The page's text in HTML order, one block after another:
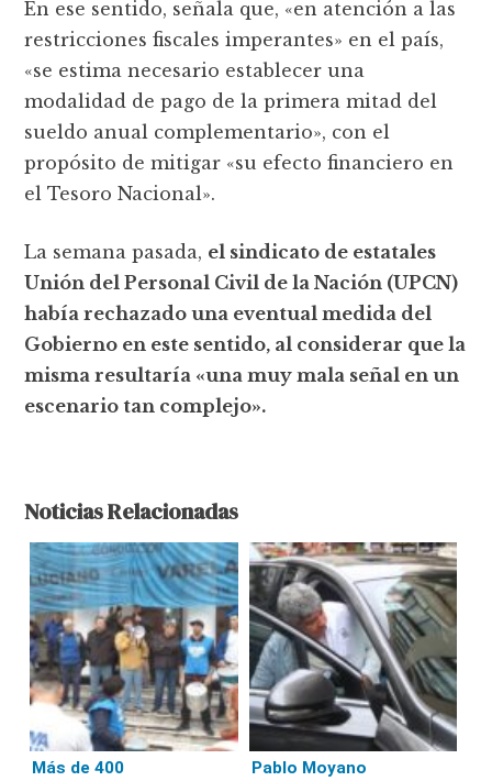
En ese sentido, señala que, «en atención a las
restricciones fiscales imperantes» en el país,
«se estima necesario establecer una
modalidad de pago de la primera mitad del
sueldo anual complementario», con el
propósito de mitigar «su efecto financiero en
el Tesoro Nacional».
La semana pasada, el sindicato de estatales
Unión del Personal Civil de la Nación (UPCN)
había rechazado una eventual medida del
Gobierno en este sentido, al considerar que la
misma resultaría «una muy mala señal en un
escenario tan complejo».
Noticias Relacionadas
Más de 400
Pablo Moyano